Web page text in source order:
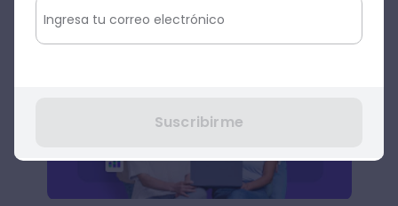
Agenda una Demo
Suscribirme